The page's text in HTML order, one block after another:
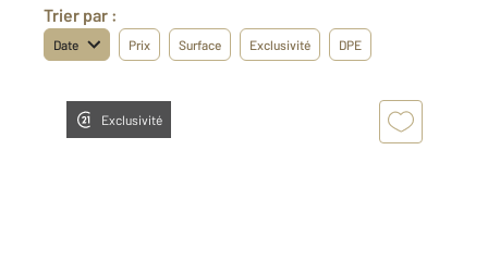
Trier par :
Date Prix Surface Exclusivité DPE
Exclusivité